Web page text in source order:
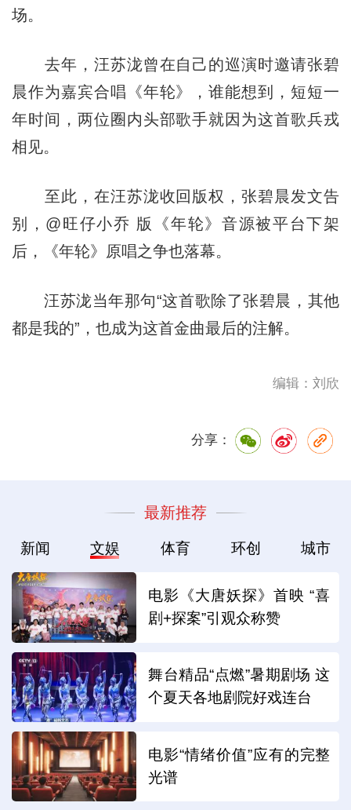
场。
去年，汪苏泷曾在自己的巡演时邀请张碧
晨作为嘉宾合唱《年轮》，谁能想到，短短一
年时间，两位圈内头部歌手就因为这首歌兵戎
相见。
至此，在汪苏泷收回版权，张碧晨发文告
别，@旺仔小乔 版《年轮》音源被平台下架
后，《年轮》原唱之争也落幕。
汪苏泷当年那句“这首歌除了张碧晨，其他
都是我的”，也成为这首金曲最后的注解。
编辑：刘欣
分享：
最新推荐
新闻 文娱 体育 环创 城市
电影《大唐妖探》首映 “喜
剧+探案”引观众称赞
舞台精品“点燃”暑期剧场 这
个夏天各地剧院好戏连台
电影“情绪价值”应有的完整
光谱